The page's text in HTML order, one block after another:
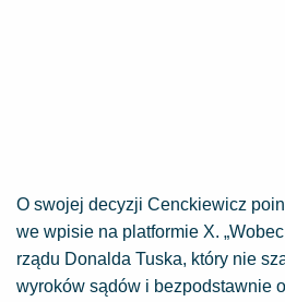
O swojej decyzji Cenckiewicz
we wpisie na platformie X.
rządu Donalda Tuska, który nie
wyroków sądów i bezpodstawnie